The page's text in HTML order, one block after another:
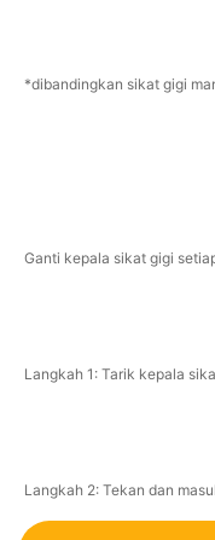
*dibandingkan sikat gigi
Ganti kepala sikat gigi
Langkah 1: Tarik kepala
Langkah 2: Tekan dan